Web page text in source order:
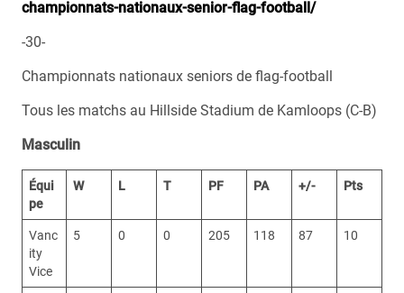
championnats-nationaux-senior-flag-football/
-30-
Championnats nationaux seniors de flag-football
Tous les matchs au Hillside Stadium de Kamloops (C-B)
Masculin
Équi
pe
W L T PF PA +/- Pts
Vanc
ity
Vice
5 0 0 205 118 87 10